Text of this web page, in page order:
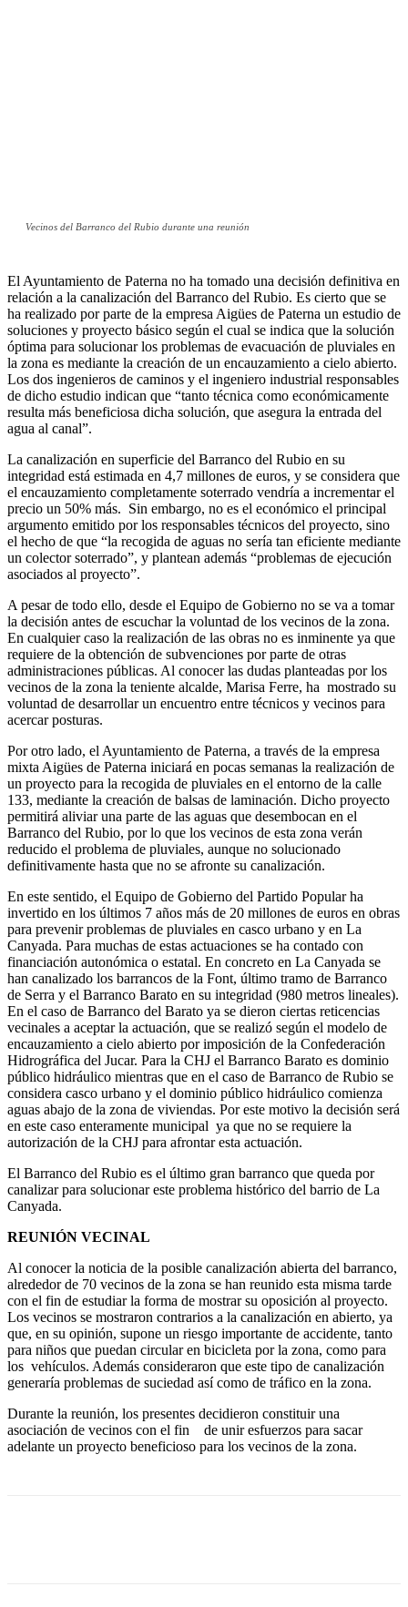
Vecinos del Barranco del Rubio durante una reunión
El Ayuntamiento de Paterna no ha tomado una decisión definitiva en
relación a la canalización del Barranco del Rubio. Es cierto que se
ha realizado por parte de la empresa Aigües de Paterna un estudio de
soluciones y proyecto básico según el cual se indica que la solución
óptima para solucionar los problemas de evacuación de pluviales en
la zona es mediante la creación de un encauzamiento a cielo abierto.
Los dos ingenieros de caminos y el ingeniero industrial responsables
de dicho estudio indican que “tanto técnica como económicamente
resulta más beneficiosa dicha solución, que asegura la entrada del
agua al canal”.
La canalización en superficie del Barranco del Rubio en su
integridad está estimada en 4,7 millones de euros, y se considera que
el encauzamiento completamente soterrado vendría a incrementar el
precio un 50% más. Sin embargo, no es el económico el principal
argumento emitido por los responsables técnicos del proyecto, sino
el hecho de que “la recogida de aguas no sería tan eficiente mediante
un colector soterrado”, y plantean además “problemas de ejecución
asociados al proyecto”.
A pesar de todo ello, desde el Equipo de Gobierno no se va a tomar
la decisión antes de escuchar la voluntad de los vecinos de la zona.
En cualquier caso la realización de las obras no es inminente ya que
requiere de la obtención de subvenciones por parte de otras
administraciones públicas. Al conocer las dudas planteadas por los
vecinos de la zona la teniente alcalde, Marisa Ferre, ha mostrado su
voluntad de desarrollar un encuentro entre técnicos y vecinos para
acercar posturas.
Por otro lado, el Ayuntamiento de Paterna, a través de la empresa
mixta Aigües de Paterna iniciará en pocas semanas la realización de
un proyecto para la recogida de pluviales en el entorno de la calle
133, mediante la creación de balsas de laminación. Dicho proyecto
permitirá aliviar una parte de las aguas que desembocan en el
Barranco del Rubio, por lo que los vecinos de esta zona verán
reducido el problema de pluviales, aunque no solucionado
definitivamente hasta que no se afronte su canalización.
En este sentido, el Equipo de Gobierno del Partido Popular ha
invertido en los últimos 7 años más de 20 millones de euros en obras
para prevenir problemas de pluviales en casco urbano y en La
Canyada. Para muchas de estas actuaciones se ha contado con
financiación autonómica o estatal. En concreto en La Canyada se
han canalizado los barrancos de la Font, último tramo de Barranco
de Serra y el Barranco Barato en su integridad (980 metros lineales).
En el caso de Barranco del Barato ya se dieron ciertas reticencias
vecinales a aceptar la actuación, que se realizó según el modelo de
encauzamiento a cielo abierto por imposición de la Confederación
Hidrográfica del Jucar. Para la CHJ el Barranco Barato es dominio
público hidráulico mientras que en el caso de Barranco de Rubio se
considera casco urbano y el dominio público hidráulico comienza
aguas abajo de la zona de viviendas. Por este motivo la decisión será
en este caso enteramente municipal ya que no se requiere la
autorización de la CHJ para afrontar esta actuación.
El Barranco del Rubio es el último gran barranco que queda por
canalizar para solucionar este problema histórico del barrio de La
Canyada.
REUNIÓN VECINAL
Al conocer la noticia de la posible canalización abierta del barranco,
alrededor de 70 vecinos de la zona se han reunido esta misma tarde
con el fin de estudiar la forma de mostrar su oposición al proyecto.
Los vecinos se mostraron contrarios a la canalización en abierto, ya
que, en su opinión, supone un riesgo importante de accidente, tanto
para niños que puedan circular en bicicleta por la zona, como para
los vehículos. Además consideraron que este tipo de canalización
generaría problemas de suciedad así como de tráfico en la zona.
Durante la reunión, los presentes decidieron constituir una
asociación de vecinos con el fin de unir esfuerzos para sacar
adelante un proyecto beneficioso para los vecinos de la zona.